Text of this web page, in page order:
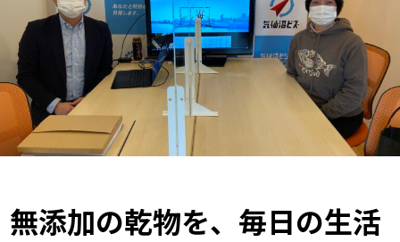
無添加の乾物を、毎日の生活